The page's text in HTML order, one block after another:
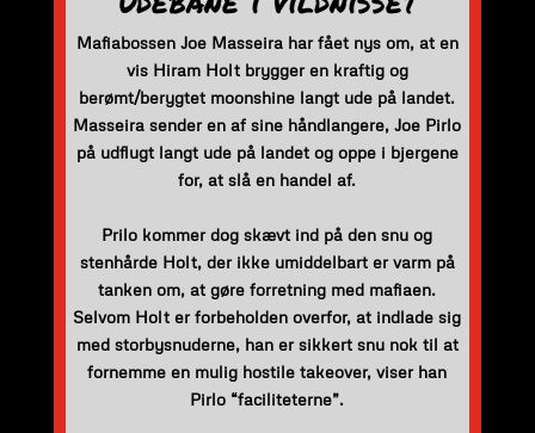
Mafiabossen Joe Masseira har fået nys om, at en
vis Hiram Holt brygger en kraftig og
berømt/berygtet moonshine langt ude på landet.
Masseira sender en af sine håndlangere, Joe Pirlo
på udflugt langt ude på landet og oppe i bjergene
for, at slå en handel af.
Prilo kommer dog skævt ind på den snu og
stenhårde Holt, der ikke umiddelbart er varm på
tanken om, at gøre forretning med mafiaen.
Selvom Holt er forbeholden overfor, at indlade sig
med storbysnuderne, han er sikkert snu nok til at
fornemme en mulig hostile takeover, viser han
Pirlo “faciliteterne”.